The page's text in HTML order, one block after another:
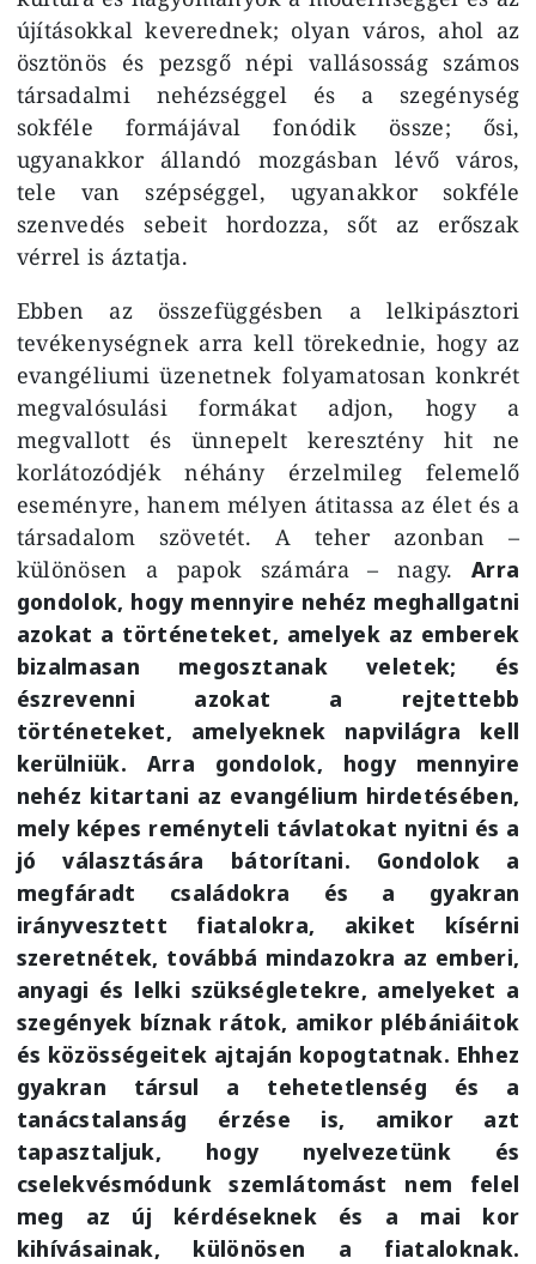
újításokkal keverednek; olyan város, ahol az
ösztönös és pezsgő népi vallásosság számos
társadalmi nehézséggel és a szegénység
sokféle formájával fonódik össze; ősi,
ugyanakkor állandó mozgásban lévő város,
tele van szépséggel, ugyanakkor sokféle
szenvedés sebeit hordozza, sőt az erőszak
vérrel is áztatja.
Ebben az összefüggésben a lelkipásztori
tevékenységnek arra kell törekednie, hogy az
evangéliumi üzenetnek folyamatosan konkrét
megvalósulási formákat adjon, hogy a
megvallott és ünnepelt keresztény hit ne
korlátozódjék néhány érzelmileg felemelő
eseményre, hanem mélyen átitassa az élet és a
társadalom szövetét. A teher azonban –
különösen a papok számára – nagy.Arra
gondolok, hogy mennyire nehéz meghallgatni
azokat a történeteket, amelyek az emberek
bizalmasan megosztanak veletek; és
észrevenni azokat a rejtettebb
történeteket, amelyeknek napvilágra kell
kerülniük. Arra gondolok, hogy mennyire
nehéz kitartani az evangélium hirdetésében,
mely képes reményteli távlatokat nyitni és a
jó választására bátorítani. Gondolok a
megfáradt családokra és a gyakran
irányvesztett fiatalokra, akiket kísérni
szeretnétek, továbbá mindazokra az emberi,
anyagi és lelki szükségletekre, amelyeket a
szegények bíznak rátok, amikor plébániáitok
és közösségeitek ajtaján kopogtatnak. Ehhez
gyakran társul a tehetetlenség és a
tanácstalanság érzése is, amikor azt
tapasztaljuk, hogy nyelvezetünk és
cselekvésmódunk szemlátomást nem felel
meg az új kérdéseknek és a mai kor
kihívásainak, különösen a fiataloknak.